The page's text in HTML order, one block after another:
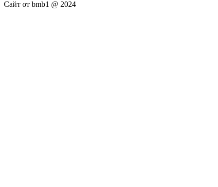
Сайт от bmb1 @ 2024